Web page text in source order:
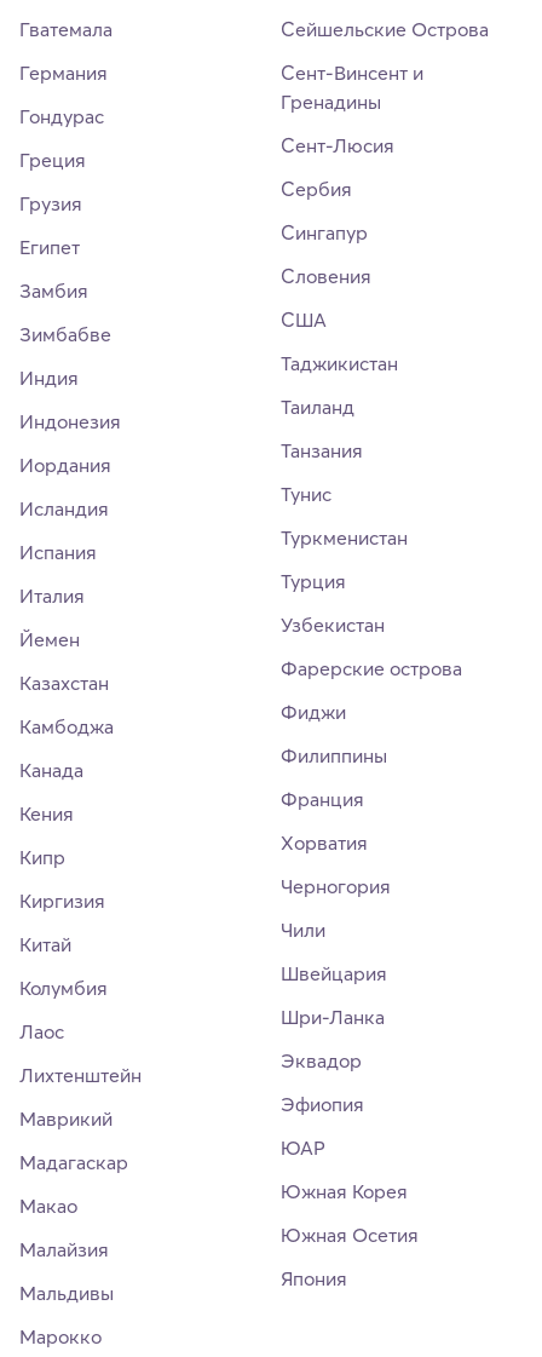
Гватемала
Германия
Гондурас
Греция
Грузия
Египет
Замбия
Зимбабве
Индия
Индонезия
Иордания
Исландия
Испания
Италия
Йемен
Казахстан
Камбоджа
Канада
Кения
Кипр
Киргизия
Китай
Колумбия
Лаос
Лихтенштейн
Маврикий
Мадагаскар
Макао
Малайзия
Мальдивы
Марокко
Сейшельские Острова
Сент-Винсент и
Гренадины
Сент-Люсия
Сербия
Сингапур
Словения
США
Таджикистан
Таиланд
Танзания
Тунис
Туркменистан
Турция
Узбекистан
Фарерские острова
Фиджи
Филиппины
Франция
Хорватия
Черногория
Чили
Швейцария
Шри-Ланка
Эквадор
Эфиопия
ЮАР
Южная Корея
Южная Осетия
Япония